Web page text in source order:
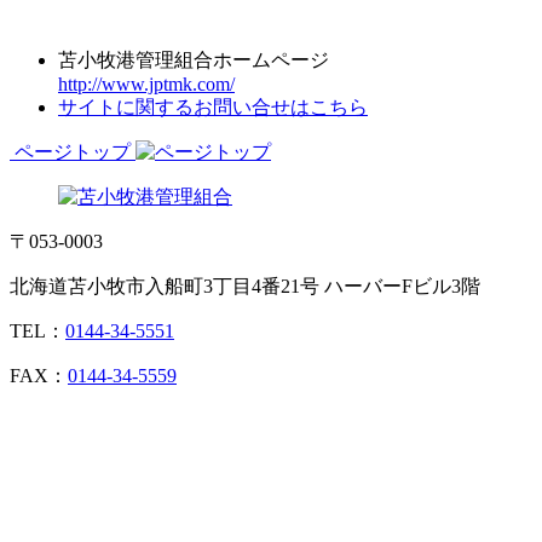
苫小牧港管理組合ホームページ
http://www.jptmk.com/
サイトに関するお問い合せはこちら
ページトップ
〒053-0003
北海道苫小牧市入船町3丁目4番21号 ハーバーFビル3階
TEL： 0144-34-5551
FAX： 0144-34-5559